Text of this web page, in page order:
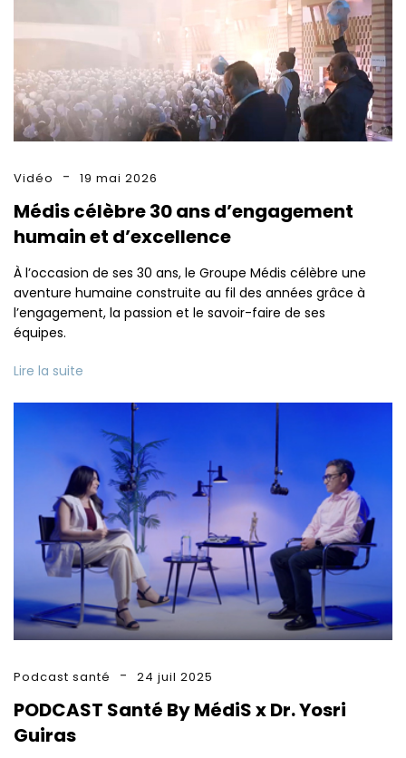
Vidéo 19 mai 2026
Médis célèbre 30 ans d’engagement
humain et d’excellence
À l’occasion de ses 30 ans, le Groupe Médis célèbre une
aventure humaine construite au fil des années grâce à
l’engagement, la passion et le savoir-faire de ses
équipes.
Lire la suite
Podcast santé 24 juil 2025
PODCAST Santé By MédiS x Dr. Yosri
Guiras